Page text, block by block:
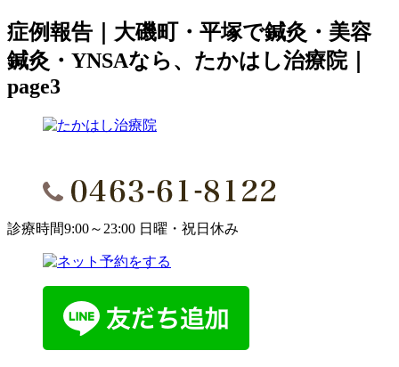
症例報告｜大磯町・平塚で鍼灸・美容
鍼灸・YNSAなら、たかはし治療院｜
page3
診療時間9:00～23:00 日曜・祝日休み